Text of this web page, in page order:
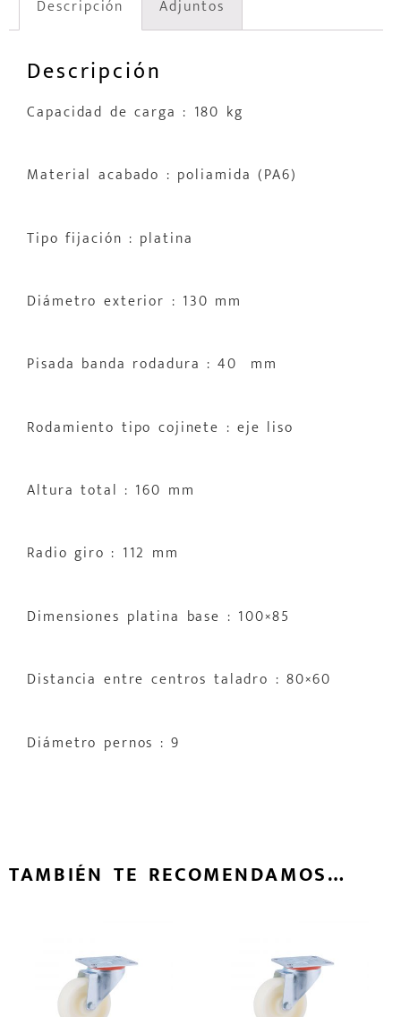
Descripción Adjuntos
Descripción
Capacidad de carga : 180 kg
Material acabado : poliamida (PA6)
Tipo fijación : platina
Diámetro exterior : 130 mm
Pisada banda rodadura : 40 mm
Rodamiento tipo cojinete : eje liso
Altura total : 160 mm
Radio giro : 112 mm
Dimensiones platina base : 100×85
Distancia entre centros taladro : 80×60
Diámetro pernos : 9
TAMBIÉN TE RECOMENDAMOS…